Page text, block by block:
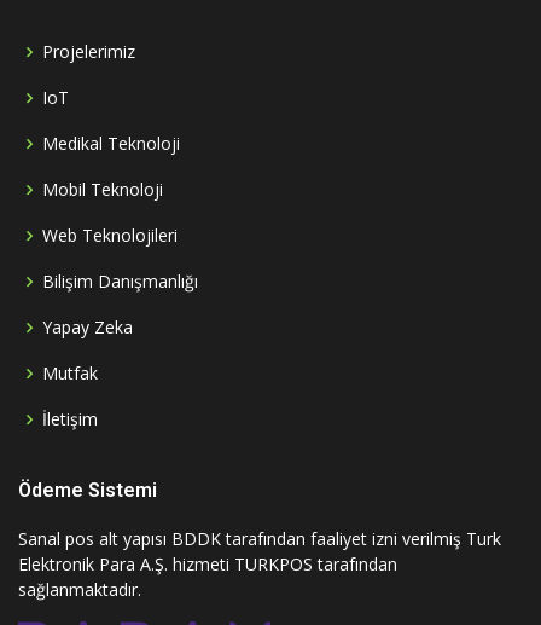
Projelerimiz
IoT
Medikal Teknoloji
Mobil Teknoloji
Web Teknolojileri
Bilişim Danışmanlığı
Yapay Zeka
Mutfak
İletişim
Ödeme Sistemi
Sanal pos alt yapısı BDDK tarafından faaliyet izni verilmiş Turk
Elektronik Para A.Ş. hizmeti TURKPOS tarafından
sağlanmaktadır.